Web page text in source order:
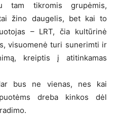
tam tikromis grupėmis,
žino daugelis, bet kai to
– LRT, čia kultūrinė
visuomenė turi sunerimti ir
kreiptis į atitinkamas
bus ne vienas, nes kai
dreba kinkos dėl